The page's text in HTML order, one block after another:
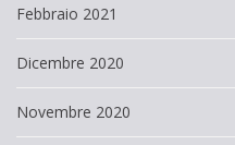
Febbraio 2021
Dicembre 2020
Novembre 2020